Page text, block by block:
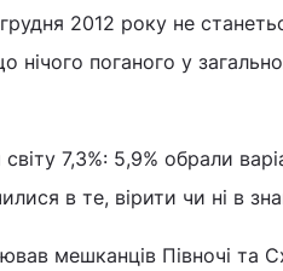
2012 року не
нічого поганого у
7,3%: 5,9% обрали
в те, вірити чи ні в
мешканців Півночі та